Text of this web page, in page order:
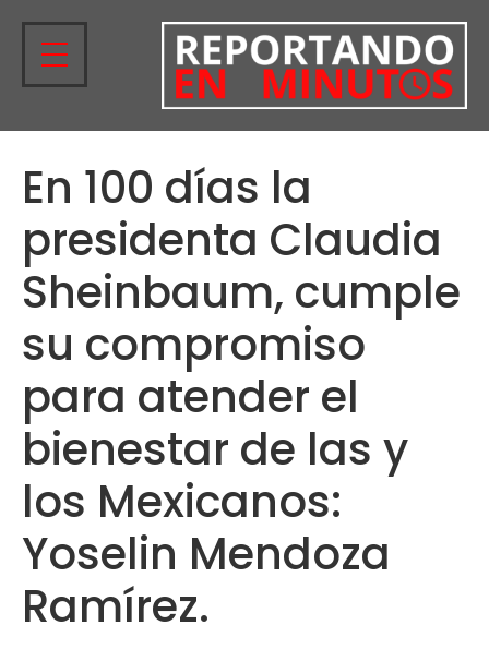
En 100 días la
presidenta Claudia
Sheinbaum, cumple
su compromiso
para atender el
bienestar de las y
los Mexicanos:
Yoselin Mendoza
Ramírez.